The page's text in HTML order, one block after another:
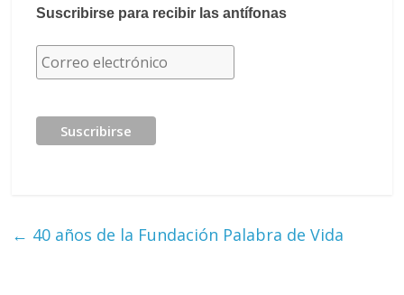
Suscribirse para recibir las antífonas
← 40 años de la Fundación Palabra de Vida